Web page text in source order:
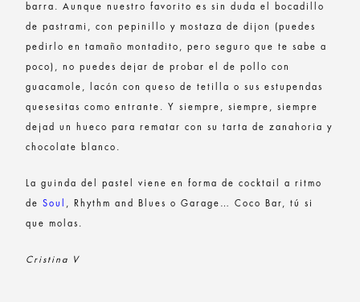
barra. Aunque nuestro favorito es sin duda el bocadillo
de pastrami, con pepinillo y mostaza de dijon (puedes
pedirlo en tamaño montadito, pero seguro que te sabe a
poco), no puedes dejar de probar el de pollo con
guacamole, lacón con queso de tetilla o sus estupendas
quesesitas como entrante. Y siempre, siempre, siempre
dejad un hueco para rematar con su tarta de zanahoria y
chocolate blanco.
La guinda del pastel viene en forma de cocktail a ritmo
deSoul , Rhythm and Blues o Garage… Coco Bar, tú si
que molas.
Cristina V